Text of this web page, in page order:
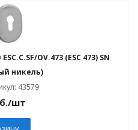
OV.473 (ESC 473) SN
никель)
43579
/шт